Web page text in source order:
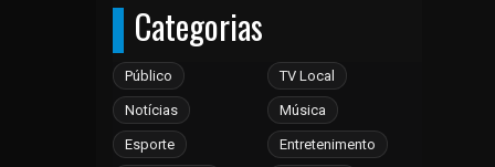
Aruba
Austrália
Áustria
Azerbaijão
Bahamas
Bangladesh
Categorias
Público TV Local
Notícias Música
Esporte Entretenimento